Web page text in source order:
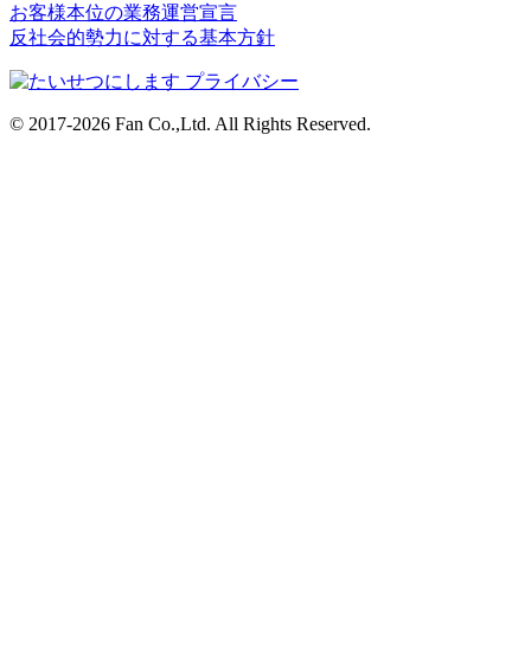
お客様本位の業務運営宣言
反社会的勢力に対する基本方針
© 2017-2026 Fan Co.,Ltd. All Rights Reserved.